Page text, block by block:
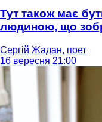
Тут також має
людиною, що
Сергій Жадан, поет
16 вересня 21:00